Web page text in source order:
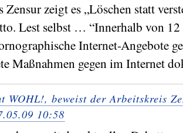
zeigt es „Löschen statt
Lest selbst … “Innerhalb von
Internet-Angebote
Maßnahmen gegen im Internet
WOHL!, beweist der Arbeitskreis
10:58